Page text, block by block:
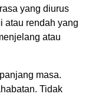
yang diurus
atau rendah yang
atau
masa.
Tidak